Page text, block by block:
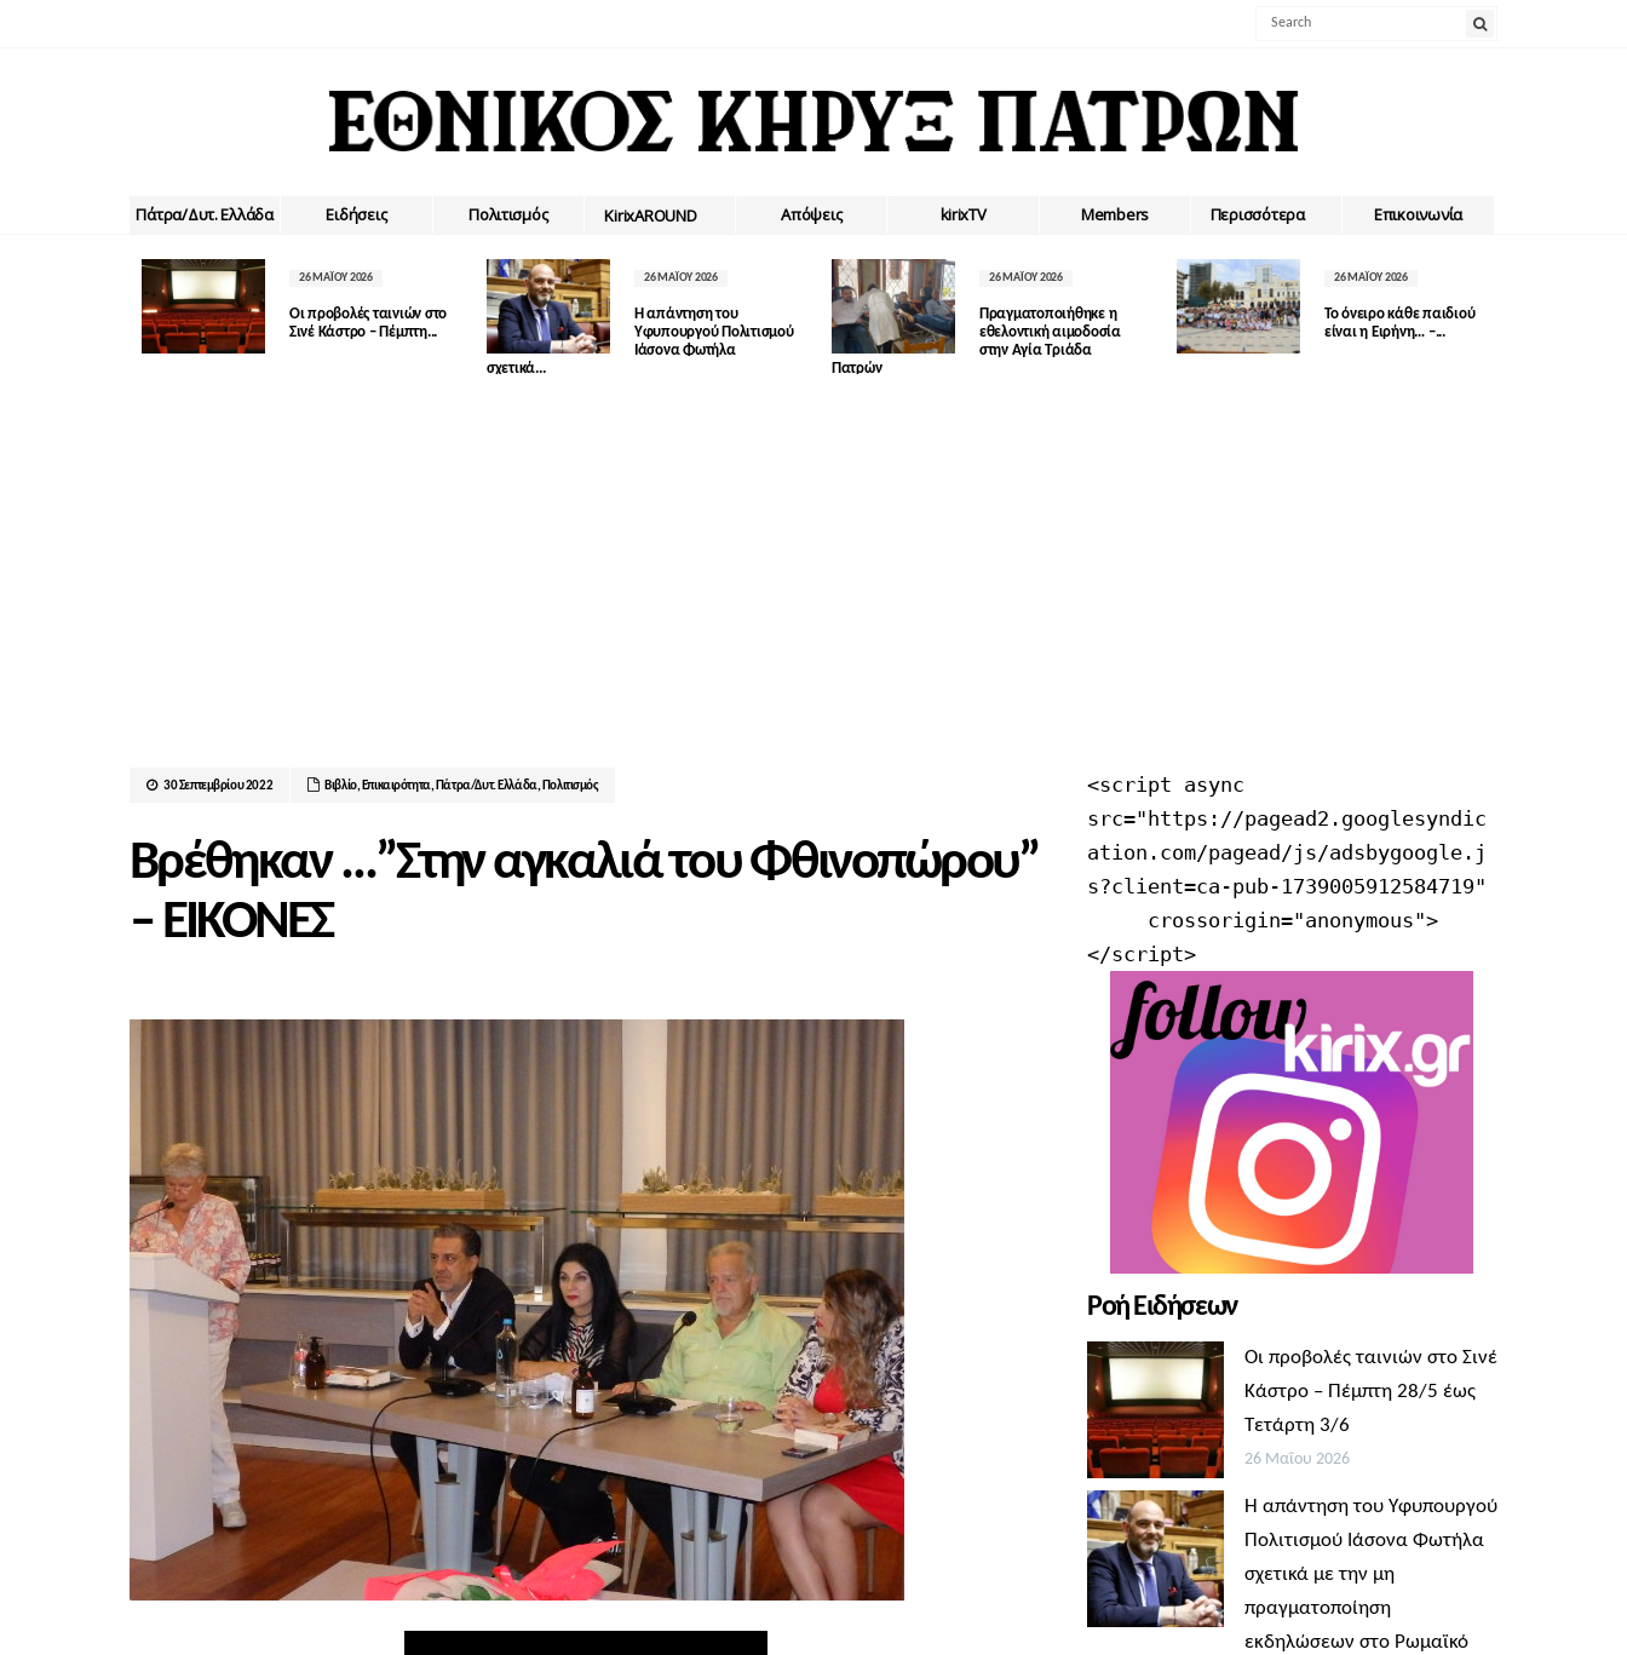
Πάτρα/Δυτ. Ελλάδα Ειδήσεις Πολιτισμός ΚirixAROUND Απόψεις kirixTV Members Περισσότερα Επικοινωνία
26 ΜΑΪ́ΟΥ 2026
Οι προβολές ταινιών στο
Σινέ Κάστρο – Πέμπτη...
26 ΜΑΪ́ΟΥ 2026
Η απάντηση του
Υφυπουργού Πολιτισμού
Ιάσονα Φωτήλα
σχετικά...
26 ΜΑΪ́ΟΥ 2026
Πραγματοποιήθηκε η
εθελοντική αιμοδοσία
στην Αγία Τριάδα
Πατρών
26 ΜΑΪ́ΟΥ 2026
Το όνειρο κάθε παιδιού
είναι η Ειρήνη… –...
30 Σεπτεμβρίου 2022 Βιβλίο,Επικαιρότητα,Πάτρα/Δυτ. Ελλάδα,Πολιτισμός
Βρέθηκαν …”Στην αγκαλιά του Φθινοπώρου”
– ΕΙΚΟΝΕΣ
<script async
src="https://pagead2.googlesyndic
ation.com/pagead/js/adsbygoogle.j
s?client=ca-pub-1739005912584719"
</script>
Ροή Ειδήσεων
Οι προβολές ταινιών στο Σινέ
Κάστρο – Πέμπτη 28/5 έως
Τετάρτη 3/6
26 Μαΐου 2026
Η απάντηση του Υφυπουργού
Πολιτισμού Ιάσονα Φωτήλα
σχετικά με την μη
πραγματοποίηση
εκδηλώσεων στο Ρωμαϊκό